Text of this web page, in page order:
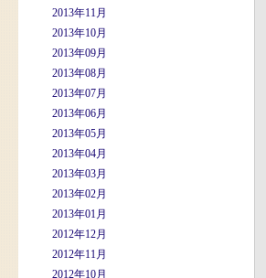
2013年11月
2013年10月
2013年09月
2013年08月
2013年07月
2013年06月
2013年05月
2013年04月
2013年03月
2013年02月
2013年01月
2012年12月
2012年11月
2012年10月